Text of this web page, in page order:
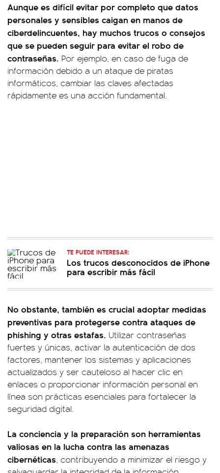
Aunque es difícil evitar por completo que datos
personales y sensibles caigan en manos de
ciberdelincuentes, hay muchos trucos o consejos
que se pueden seguir para evitar el robo de
contraseñas. Por ejemplo, en caso de fuga de
información debido a un ataque de piratas
informáticos, cambiar las claves afectadas
rápidamente es una acción fundamental.
TE PUEDE INTERESAR:
Los trucos desconocidos de iPhone
para escribir más fácil
No obstante, también es crucial adoptar medidas
preventivas para protegerse contra ataques de
phishing y otras estafas. Utilizar contraseñas
fuertes y únicas, activar la autenticación de dos
factores, mantener los sistemas y aplicaciones
actualizados y ser cauteloso al hacer clic en
enlaces o proporcionar información personal en
línea son prácticas esenciales para fortalecer la
seguridad digital.
La conciencia y la preparación son herramientas
valiosas en la lucha contra las amenazas
cibernéticas, contribuyendo a minimizar el riesgo y